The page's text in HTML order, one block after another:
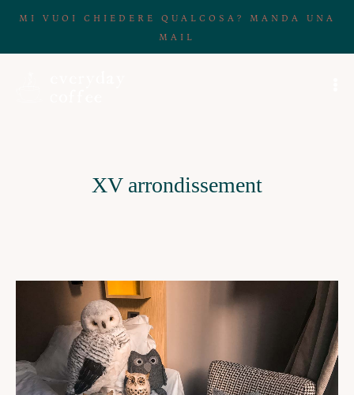
MI VUOI CHIEDERE QUALCOSA? MANDA UNA
MAIL
XV arrondissement